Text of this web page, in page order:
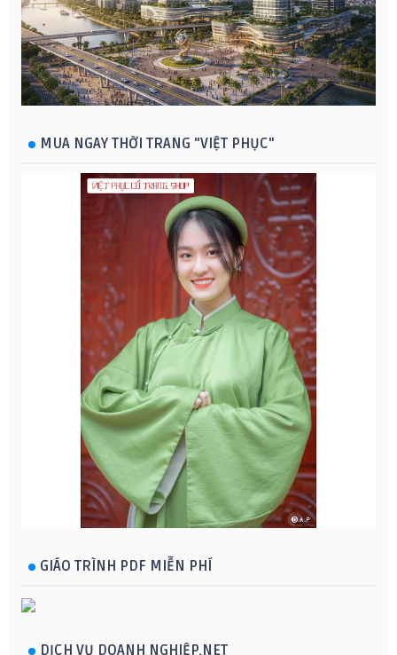
MUA NGAY THỜI TRANG "VIỆT PHỤC"
GIÁO TRÌNH PDF MIỄN PHÍ
DỊCH VỤ DOANH NGHIỆP.NET